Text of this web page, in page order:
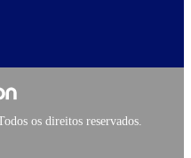
os direitos reservados.